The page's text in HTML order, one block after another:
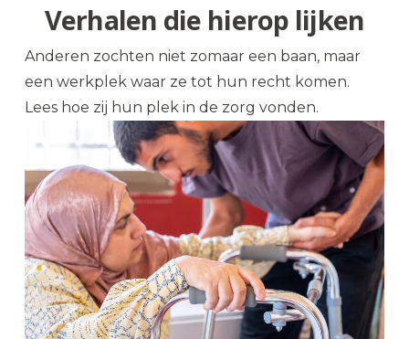
Verhalen die hierop lijken
Anderen zochten niet zomaar een baan, maar
een werkplek waar ze tot hun recht komen.
Lees hoe zij hun plek in de zorg vonden.